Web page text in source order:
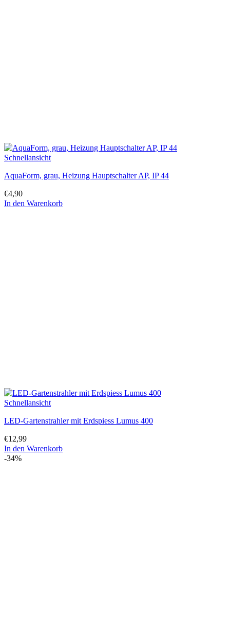
Schnellansicht
AquaForm, grau, Heizung Hauptschalter AP, IP 44
€4,90
In den Warenkorb
Schnellansicht
LED-Gartenstrahler mit Erdspiess Lumus 400
€12,99
In den Warenkorb
-34%